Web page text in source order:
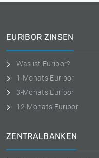
EURIBOR ZINSEN
Was ist Euribor?
1-Monats Euribor
3-Monats Euribor
12-Monats Euribor
ZENTRALBANKEN